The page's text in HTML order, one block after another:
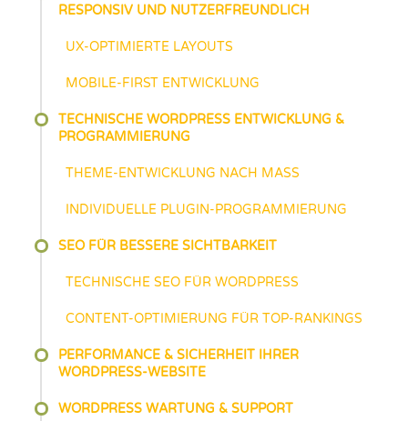
RESPONSIV UND NUTZERFREUNDLICH
UX-OPTIMIERTE LAYOUTS
MOBILE-FIRST ENTWICKLUNG
TECHNISCHE WORDPRESS ENTWICKLUNG &
PROGRAMMIERUNG
THEME-ENTWICKLUNG NACH MASS
INDIVIDUELLE PLUGIN-PROGRAMMIERUNG
SEO FÜR BESSERE SICHTBARKEIT
TECHNISCHE SEO FÜR WORDPRESS
CONTENT-OPTIMIERUNG FÜR TOP-RANKINGS
PERFORMANCE & SICHERHEIT IHRER
WORDPRESS-WEBSITE
WORDPRESS WARTUNG & SUPPORT